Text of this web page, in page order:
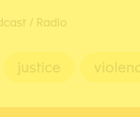
/ Radio
justice